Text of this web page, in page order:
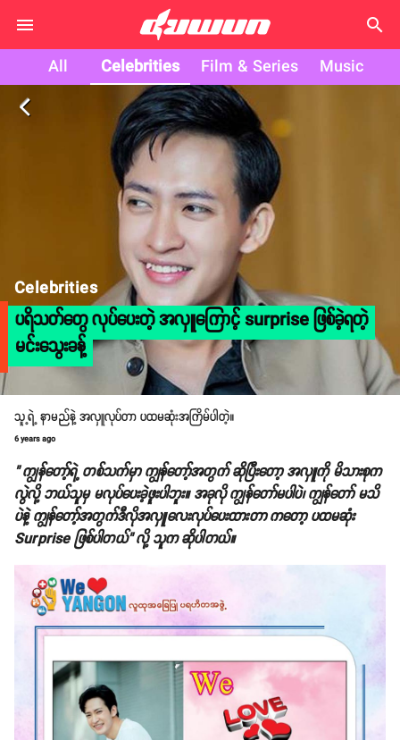
search
All Celebrities Film & Series Music
arrow_back_ios
Celebrities
ပရိသတ်တွေ လုပ်ပေးတဲ့ အလှူကြောင့် surprise ဖြစ်ခဲ့ရတဲ့
မင်းသွေးခန့်
သူ့ရဲ့ နာမည်နဲ့ အလှူလုပ်တာ ပထမဆုံးအကြိမ်ပါတဲ့။
6 years ago
" ကျွန်တော့်ရဲ့ တစ်သက်မှာ ကျွန်တော့်အတွက် ဆိုပြီးတော့ အလှူကို မိသားစုက
လွဲလို့ ဘယ်သူမှ မလုပ်ပေးခဲ့ဖူးပါဘူး။ အခုလို ကျွန်တော်မပါပဲ၊ ကျွန်တော် မသိ
ပဲနဲ့ ကျွန်တော့်အတွက်ဒီလိုအလှူလေးလုပ်ပေးထားတာ ကတော့ ပထမဆုံး
Surprise ဖြစ်ပါတယ်" လို့ သူက ဆိုပါတယ်။